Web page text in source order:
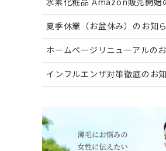
夏季休業（お盆休み）のお知
ホームページリニューアルの
インフルエンザ対策徹底のお